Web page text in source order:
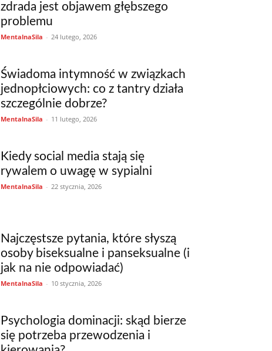
zdrada jest objawem głębszego
problemu
MentalnaSila - 24 lutego, 2026
Świadoma intymność w związkach
jednopłciowych: co z tantry działa
szczególnie dobrze?
MentalnaSila - 11 lutego, 2026
Kiedy social media stają się
rywalem o uwagę w sypialni
MentalnaSila - 22 stycznia, 2026
Najczęstsze pytania, które słyszą
osoby biseksualne i panseksualne (i
jak na nie odpowiadać)
MentalnaSila - 10 stycznia, 2026
Psychologia dominacji: skąd bierze
się potrzeba przewodzenia i